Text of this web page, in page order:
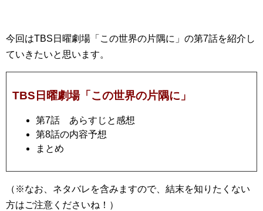
今回はTBS日曜劇場「この世界の片隅に」の第7話を紹介し
ていきたいと思います。
TBS日曜劇場「この世界の片隅に」
第7話 あらすじと感想
第8話の内容予想
まとめ
（※なお、ネタバレを含みますので、結末を知りたくない
方はご注意くださいね！）